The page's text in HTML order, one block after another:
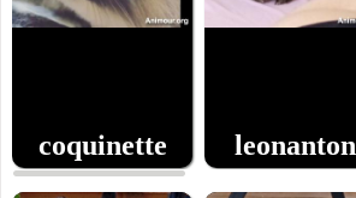
coquinette
0
leonanton